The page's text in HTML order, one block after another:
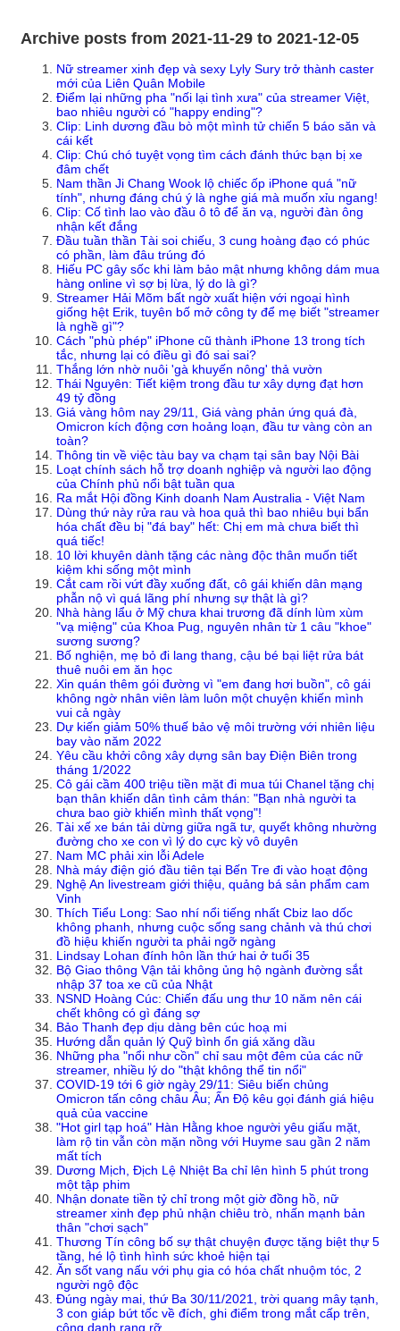
Archive posts from 2021-11-29 to 2021-12-05
Nữ streamer xinh đẹp và sexy Lyly Sury trở thành caster
mới của Liên Quân Mobile
Điểm lại những pha "nối lại tình xưa" của streamer Việt,
bao nhiêu người có "happy ending"?
Clip: Linh dương đầu bò một mình tử chiến 5 báo săn và
cái kết
Clip: Chú chó tuyệt vọng tìm cách đánh thức bạn bị xe
đâm chết
Nam thần Ji Chang Wook lộ chiếc ốp iPhone quá "nữ
tính", nhưng đáng chú ý là nghe giá mà muốn xỉu ngang!
Clip: Cố tình lao vào đầu ô tô để ăn vạ, người đàn ông
nhận kết đắng
Đầu tuần thần Tài soi chiếu, 3 cung hoàng đạo có phúc
có phần, làm đâu trúng đó
Hiếu PC gây sốc khi làm bảo mật nhưng không dám mua
hàng online vì sợ bị lừa, lý do là gì?
Streamer Hải Mõm bất ngờ xuất hiện với ngoại hình
giống hệt Erik, tuyên bố mở công ty để mẹ biết "streamer
là nghề gì"?
Cách "phù phép" iPhone cũ thành iPhone 13 trong tích
tắc, nhưng lại có điều gì đó sai sai?
Thắng lớn nhờ nuôi 'gà khuyến nông' thả vườn
Thái Nguyên: Tiết kiệm trong đầu tư xây dựng đạt hơn
49 tỷ đồng
Giá vàng hôm nay 29/11, Giá vàng phản ứng quá đà,
Omicron kích động cơn hoảng loạn, đầu tư vàng còn an
toàn?
Thông tin về việc tàu bay va chạm tại sân bay Nội Bài
Loạt chính sách hỗ trợ doanh nghiệp và người lao động
của Chính phủ nổi bật tuần qua
Ra mắt Hội đồng Kinh doanh Nam Australia - Việt Nam
Dùng thứ này rửa rau và hoa quả thì bao nhiêu bụi bẩn
hóa chất đều bị "đá bay" hết: Chị em mà chưa biết thì
quá tiếc!
10 lời khuyên dành tặng các nàng độc thân muốn tiết
kiệm khi sống một mình
Cắt cam rồi vứt đầy xuống đất, cô gái khiến dân mạng
phẫn nộ vì quá lãng phí nhưng sự thật là gì?
Nhà hàng lẩu ở Mỹ chưa khai trương đã dính lùm xùm
"vạ miệng" của Khoa Pug, nguyên nhân từ 1 câu "khoe"
sương sương?
Bố nghiện, mẹ bỏ đi lang thang, cậu bé bại liệt rửa bát
thuê nuôi em ăn học
Xin quán thêm gói đường vì "em đang hơi buồn", cô gái
không ngờ nhân viên làm luôn một chuyện khiến mình
vui cả ngày
Dự kiến giảm 50% thuế bảo vệ môi trường với nhiên liệu
bay vào năm 2022
Yêu cầu khởi công xây dựng sân bay Điện Biên trong
tháng 1/2022
Cô gái cầm 400 triệu tiền mặt đi mua túi Chanel tặng chị
bạn thân khiến dân tình cảm thán: "Bạn nhà người ta
chưa bao giờ khiến mình thất vọng"!
Tài xế xe bán tải dừng giữa ngã tư, quyết không nhường
đường cho xe con vì lý do cực kỳ vô duyên
Nam MC phải xin lỗi Adele
Nhà máy điện gió đầu tiên tại Bến Tre đi vào hoạt động
Nghệ An livestream giới thiệu, quảng bá sản phẩm cam
Vinh
Thích Tiểu Long: Sao nhí nổi tiếng nhất Cbiz lao dốc
không phanh, nhưng cuộc sống sang chảnh và thú chơi
đồ hiệu khiến người ta phải ngỡ ngàng
Lindsay Lohan đính hôn lần thứ hai ở tuổi 35
Bộ Giao thông Vận tải không ủng hộ ngành đường sắt
nhập 37 toa xe cũ của Nhật
NSND Hoàng Cúc: Chiến đấu ung thư 10 năm nên cái
chết không có gì đáng sợ
Bảo Thanh đẹp dịu dàng bên cúc hoạ mi
Hướng dẫn quản lý Quỹ bình ổn giá xăng dầu
Những pha "nổi như cồn" chỉ sau một đêm của các nữ
streamer, nhiều lý do "thật không thể tin nổi"
COVID-19 tới 6 giờ ngày 29/11: Siêu biến chủng
Omicron tấn công châu Âu; Ấn Độ kêu gọi đánh giá hiệu
quả của vaccine
"Hot girl tạp hoá" Hàn Hằng khoe người yêu giấu mặt,
làm rộ tin vẫn còn mặn nồng với Huyme sau gần 2 năm
mất tích
Dương Mịch, Địch Lệ Nhiệt Ba chỉ lên hình 5 phút trong
một tập phim
Nhận donate tiền tỷ chỉ trong một giờ đồng hồ, nữ
streamer xinh đẹp phủ nhận chiêu trò, nhấn mạnh bản
thân "chơi sạch"
Thương Tín công bố sự thật chuyện được tặng biệt thự 5
tầng, hé lộ tình hình sức khoẻ hiện tại
Ăn sốt vang nấu với phụ gia có hóa chất nhuộm tóc, 2
người ngộ độc
Đúng ngày mai, thứ Ba 30/11/2021, trời quang mây tạnh,
3 con giáp bứt tốc về đích, ghi điểm trong mắt cấp trên,
công danh rạng rỡ